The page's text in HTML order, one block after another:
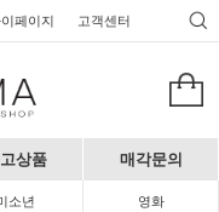
페이지 고객센터
상품 매각문의
소년 영화